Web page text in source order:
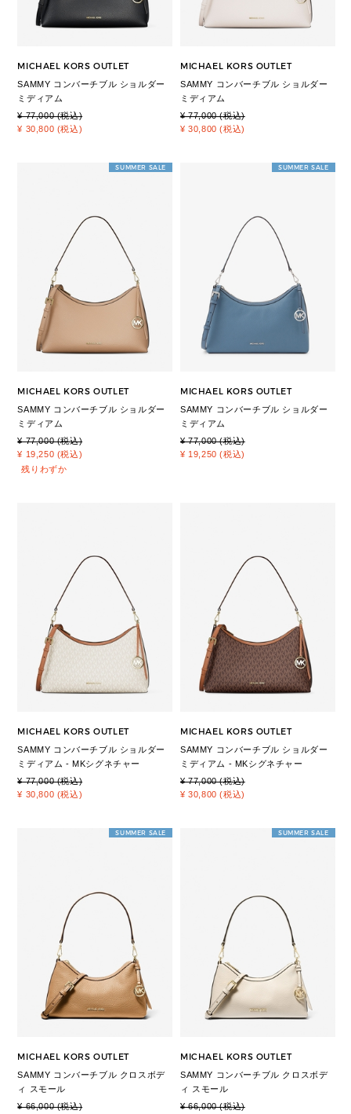
MICHAEL KORS OUTLET
SAMMY コンバーチブル ショルダー
ミディアム
¥ 77,000 (税込)
¥ 30,800 (税込)
MICHAEL KORS OUTLET
SAMMY コンバーチブル ショルダー
ミディアム
¥ 77,000 (税込)
¥ 30,800 (税込)
SUMMER SALE
MICHAEL KORS OUTLET
SAMMY コンバーチブル ショルダー
ミディアム
¥ 77,000 (税込)
¥ 19,250 (税込)
残りわずか
SUMMER SALE
MICHAEL KORS OUTLET
SAMMY コンバーチブル ショルダー
ミディアム
¥ 77,000 (税込)
¥ 19,250 (税込)
MICHAEL KORS OUTLET
SAMMY コンバーチブル ショルダー
ミディアム - MKシグネチャー
¥ 77,000 (税込)
¥ 30,800 (税込)
MICHAEL KORS OUTLET
SAMMY コンバーチブル ショルダー
ミディアム - MKシグネチャー
¥ 77,000 (税込)
¥ 30,800 (税込)
SUMMER SALE
MICHAEL KORS OUTLET
SAMMY コンバーチブル クロスボデ
ィ スモール
¥ 66,000 (税込)
SUMMER SALE
MICHAEL KORS OUTLET
SAMMY コンバーチブル クロスボデ
ィ スモール
¥ 66,000 (税込)